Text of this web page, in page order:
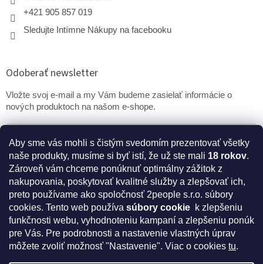
Aby sme vás mohli s čistým svedomím prezentovať všetky
naše produkty, musíme si byť istí, že už ste mali 18 rokov.
Zároveň vám chceme ponúknuť optimálny zážitok z
nakupovania, poskytovať kvalitné služby a zlepšovať ich,
preto používame ako spoločnosť 2people s.r.o. súbory
cookies. Tento web používa súbory cookie k zlepšeniu
funkčnosti webu, vyhodnoteniu kampaní a zlepšeniu ponúk
pre Vás. Pre podrobnosti a nastavenie vlastných úprav
môžete zvoliť možnosť "Nastavenie". Viac o cookies tu.
+421 905 857 019
Sledujte Intímne Nákupy na facebooku
Odoberať newsletter
Vložte svoj e-mail a my Vám budeme zasielať informácie o
nových produktoch na našom e-shope.
PRIHLÁSIŤ SA
* Disclaimer: Bezpečnostné prehlásenie k výživovým
doplnkom a kozmetike